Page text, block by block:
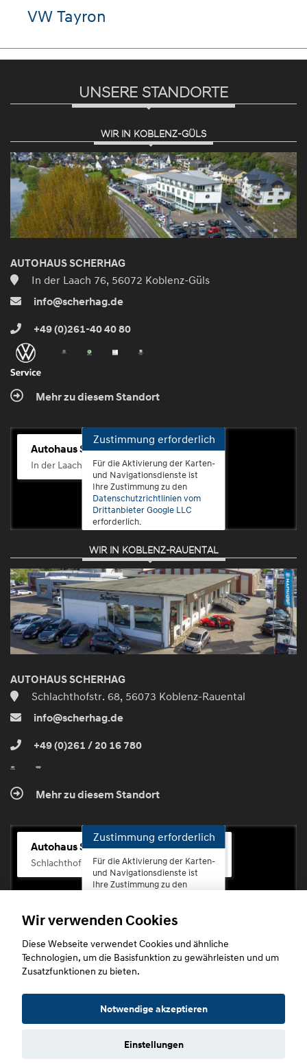
VW Tayron
UNSERE STANDORTE
WIR IN KOBLENZ-GÜLS
AUTOHAUS SCHERHAG
In der Laach 76, 56072 Koblenz-Güls
info@scherhag.de
+49 (0)261-40 40 80
Mehr zu diesem Standort
Autohaus Scherhag
In der Laach 76, 56072 Koblenz-Güls
Zustimmung erforderlich
Für die Aktivierung der Karten-
und Navigationsdienste ist
Ihre Zustimmung zu den
Datenschutzrichtlinien vom
Drittanbieter Google LLC
erforderlich.
Zustimmen
und
aktivieren
WIR IN KOBLENZ-RAUENTAL
AUTOHAUS SCHERHAG
Schlachthofstr. 68, 56073 Koblenz-Rauental
info@scherhag.de
+49 (0)261 / 20 16 780
Mehr zu diesem Standort
Autohaus Scherhag
Schlachthofstr. 68, 56073 Koblenz-Rauental
Zustimmung erforderlich
Für die Aktivierung der Karten-
und Navigationsdienste ist
Ihre Zustimmung zu den
erforderlich.
Zustimmen
Copyright © 2026. Autohaus Scherhag
Wir verwenden Cookies
Diese Webseite verwendet Cookies und ähnliche
Technologien, um die Basisfunktion zu gewährleisten und um
Zusatzfunktionen zu bieten.
Notwendige akzeptieren
Einstellungen